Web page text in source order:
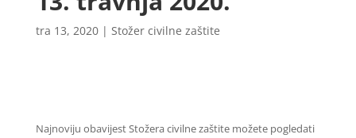
tra 13, 2020| Stožer civilne zaštite
Najnoviju obavijest Stožera civilne zaštite možete pogledati